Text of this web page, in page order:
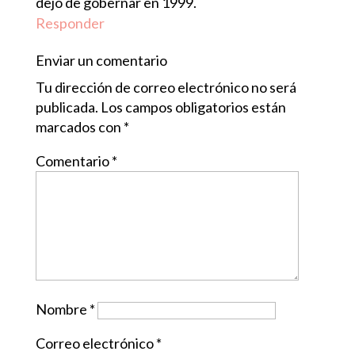
Responder
Enviar un comentario
Tu dirección de correo electrónico no será
publicada. Los campos obligatorios están
marcados con *
Comentario*
Nombre *
Correo electrónico*